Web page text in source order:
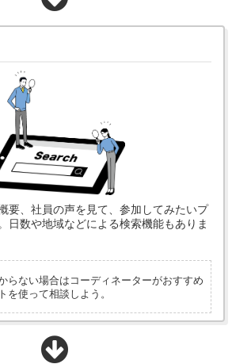
要、社員の声を見て、参加してみたいプ
日数や地域などによる検索機能もありま
らない場合はコーディネーターがおすすめ
を使って相談しよう。